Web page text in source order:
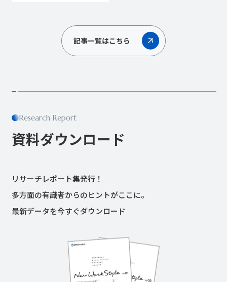
記事一覧はこちら
Research Report
資料ダウンロード
リサーチレポート集発行！
多方面の有識者からのヒントがここに。
最新データを今すぐダウンロード